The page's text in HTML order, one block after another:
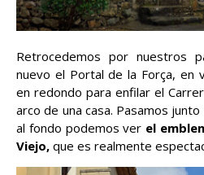
Retrocedemos por nuestros
nuevo el Portal de la Força, en
en redondo para enfilar el
arco de una casa. Pasamos junto
al fondo podemos ver el
Viejo, que es realmente